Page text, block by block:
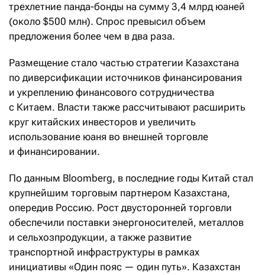
трехлетние панда-бонды на сумму 3,4 млрд юаней
(около $500 млн). Спрос превысил объем
предложения более чем в два раза.
Размещение стало частью стратегии Казахстана
по диверсификации источников финансирования
и укреплению финансового сотрудничества
с Китаем. Власти также рассчитывают расширить
круг китайских инвесторов и увеличить
использование юаня во внешней торговле
и финансировании.
По данным Bloomberg, в последние годы Китай стал
крупнейшим торговым партнером Казахстана,
опередив Россию. Рост двусторонней торговли
обеспечили поставки энергоносителей, металлов
и сельхозпродукции, а также развитие
транспортной инфраструктуры в рамках
инициативы «Один пояс — один путь». Казахстан